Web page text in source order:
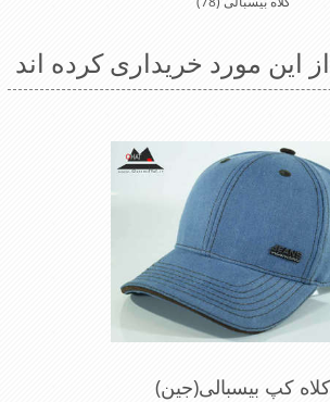
این مورد خریداری کرده اند
کلاه کپ بیسبالی(جین)